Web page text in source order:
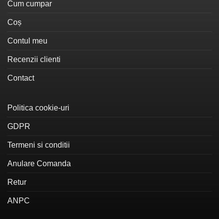
Cum cumpar
Coș
Contul meu
Recenzii clienti
Contact
Politica cookie-uri
GDPR
Termeni si conditii
Anulare Comanda
Retur
ANPC